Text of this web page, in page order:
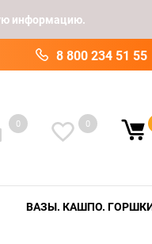
информацию.
8 800 234 51 55
0 0
ВАЗЫ. КАШПО.